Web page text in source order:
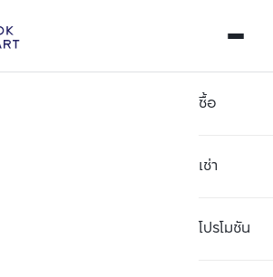
ซื้อ
เช่า
โปรโมชัน